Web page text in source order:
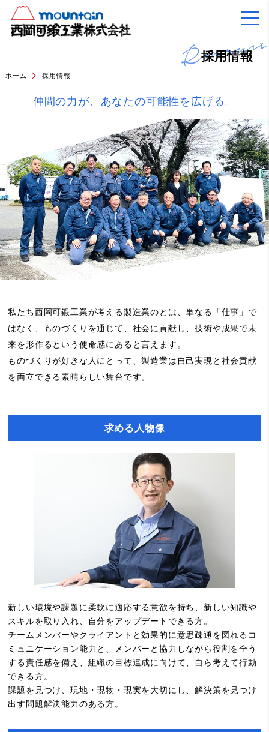
採用情報
ホーム 採用情報
仲間の力が、 あなたの可能性を広げる。
私たち西岡可鍛工業が考える製造業のとは、単なる「仕事」で
はなく、ものづくりを通じて、社会に貢献し、技術や成果で未
来を形作るという使命感にあると言えます。
ものづくりが好きな人にとって、製造業は自己実現と社会貢献
を両立できる素晴らしい舞台です。
求める人物像
新しい環境や課題に柔軟に適応する意欲を持ち、新しい知識や
スキルを取り入れ、自分をアップデートできる方。
チームメンバーやクライアントと効果的に意思疎通を図れるコ
ミュニケーション能力と、メンバーと協力しながら役割を全う
する責任感を備え、組織の目標達成に向けて、自ら考えて行動
できる方。
課題を見つけ、現地・現物・現実を大切にし、解決策を見つけ
出す問題解決能力のある方。